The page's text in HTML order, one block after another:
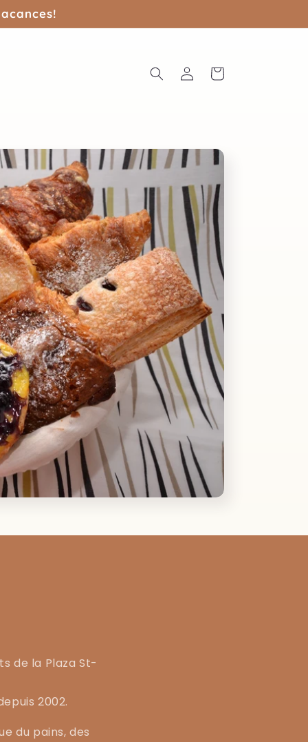
ConnexionPanier
de la Plaza St-
2002.
du pains, des